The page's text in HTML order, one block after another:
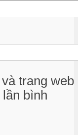
trang web
bình